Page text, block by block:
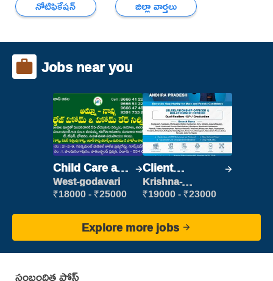
నోటిఫికేషన్ జిల్లా వార్తలు
Jobs near you
Child Care and
Patient care
West-godavari
₹18000 - ₹25000
Client
Relationship
Executive
Krishna-
vijayawada
₹19000 - ₹23000
Explore more jobs